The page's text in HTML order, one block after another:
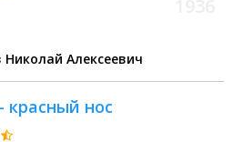
Николай Алексеевич
красный нос